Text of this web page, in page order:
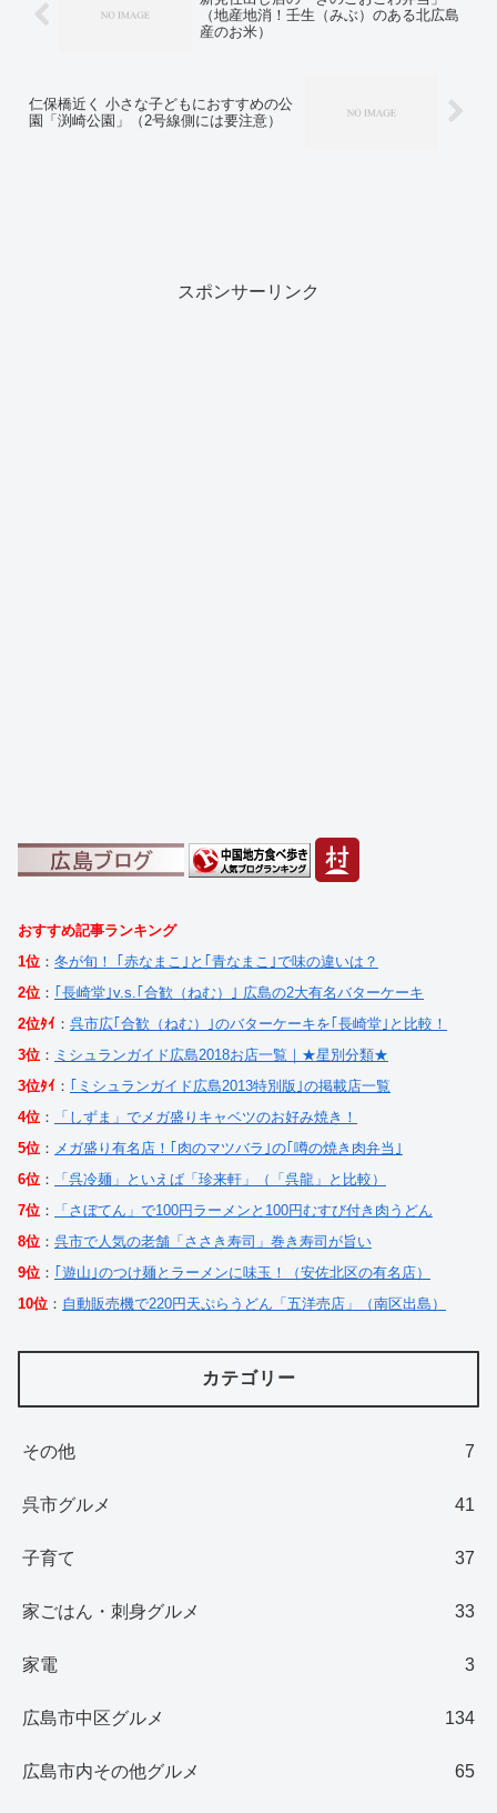
（地産地消！壬生（みぶ）のある北広島
産のお米）
仁保橋近く 小さな子どもにおすすめの公
園「渕崎公園」（2号線側には要注意）
スポンサーリンク
おすすめ記事ランキング
1位 ： 冬が旬！ ｢赤なまこ｣と｢青なまこ｣で味の違いは？
2位 ： ｢長崎堂｣v.s.｢合歓（ねむ）｣ 広島の2大有名バターケーキ
2位ﾀｲ ： 呉市広｢合歓（ねむ）｣のバターケーキを｢長崎堂｣と比較！
3位 ： ミシュランガイド広島2018お店一覧｜★星別分類★
3位ﾀｲ ： ｢ミシュランガイド広島2013特別版｣の掲載店一覧
4位 ：
「しずま」でメガ盛りキャベツのお好み焼き！
5位 ： メガ盛り有名店！｢肉のマツバラ｣の｢噂の焼き肉弁当｣
6位 ：
「呉冷麺」といえば「珍来軒」（「呉龍」と比較）
7位 ：
「さぼてん」で100円ラーメンと100円むすび付き肉うどん
8位 ： 呉市で人気の老舗「ささき寿司」巻き寿司が旨い
9位 ： ｢遊山｣のつけ麺とラーメンに味玉！（安佐北区の有名店）
10位 ： 自動販売機で220円天ぷらうどん「五洋売店」（南区出島）
カテゴリー
その他 7
呉市グルメ 41
子育て 37
家ごはん・刺身グルメ 33
家電 3
広島市中区グルメ 134
広島市内その他グルメ 65